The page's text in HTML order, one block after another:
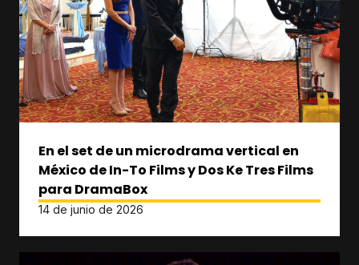
En el set de un microdrama vertical en
México de In-To Films y Dos Ke Tres Films
para DramaBox
14 de junio de 2026